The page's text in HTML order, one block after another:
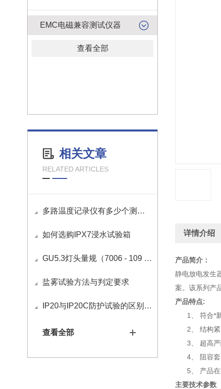
EMC电磁兼容测试仪器
查看全部
相关文章
RELATED ARTICLES
多路温度记录仪有多少个测试通道？
如何选购IPX7浸水试验箱
GU5.3灯头量规（7006 - 109 - 1）的使用方法
盐雾试验方法与判定要求
IP20与IP20C防护试验的区别与应用
查看全部
详情介绍
产品简介 ：
静电放电发生
案。该系列产
产品特点:
1、 符合*新
2、 结构
3、 超高
4、 阻容
5、 产品
主要技术参数